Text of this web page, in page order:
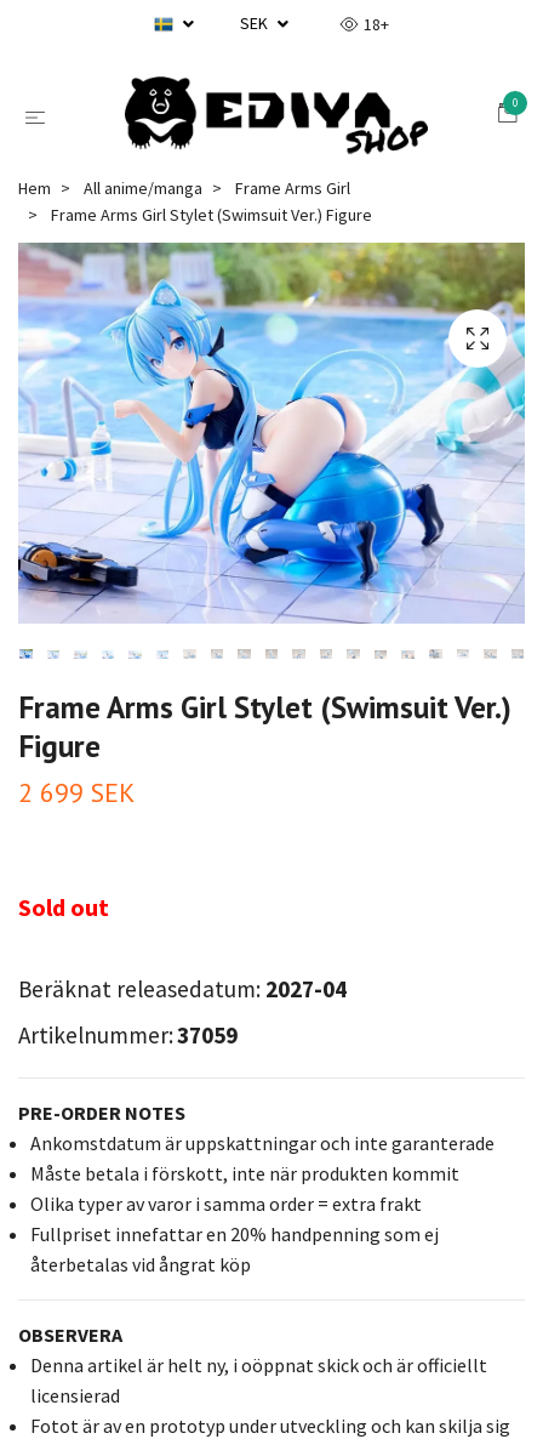
SEK 18+
0
Hem All anime/manga
Frame Arms Girl
Frame Arms Girl Stylet (Swimsuit Ver.) Figure
Frame Arms Girl Stylet (Swimsuit Ver.)
Figure
2 699 SEK
Sold out
Beräknat releasedatum: 2027-04
Artikelnummer:37059
PRE-ORDER NOTES
Ankomstdatum är uppskattningar och inte garanterade
Måste betala i förskott, inte när produkten kommit
Olika typer av varor i samma order = extra frakt
Fullpriset innefattar en 20% handpenning som ej
återbetalas vid ångrat köp
OBSERVERA
Denna artikel är helt ny, i oöppnat skick och är officiellt
licensierad
Fotot är av en prototyp under utveckling och kan skilja sig